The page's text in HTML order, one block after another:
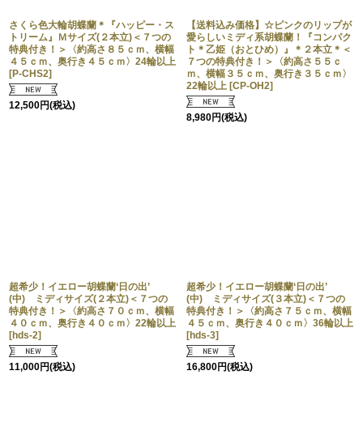
さくら色大輪胡蝶蘭＊『ハッピー・ス
トリーム』Ｍサイズ(２本立)＜７つの
特典付き！＞〈約高さ８５ｃｍ、横幅
４５ｃｍ、奥行き４５ｃｍ〉24輪以上
[P-CHS2]
12,500円(税込)
【送料込み価格】☆ピンクのリップが
愛らしいミディ系胡蝶蘭！『コンパク
ト＊乙姫（おとひめ）』＊２本立＊＜
７つの特典付き！＞〈約高さ５５ｃ
ｍ、横幅３５ｃｍ、奥行き３５ｃｍ〉
22輪以上 [CP-OH2]
8,980円(税込)
超希少！イエロー胡蝶蘭‘日の出’
(中) ミディサイズ(２本立)＜７つの
特典付き！＞〈約高さ７０ｃｍ、横幅
４０ｃｍ、奥行き４０ｃｍ〉22輪以上
[hds-2]
11,000円(税込)
超希少！イエロー胡蝶蘭‘日の出’
(中) ミディサイズ(３本立)＜７つの
特典付き！＞〈約高さ７５ｃｍ、横幅
４５ｃｍ、奥行き４０ｃｍ〉36輪以上
[hds-3]
16,800円(税込)